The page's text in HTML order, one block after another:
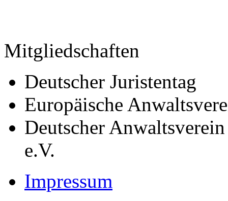
Mitgliedschaften
Deutscher Juristentag
Europäische
Deutscher
e.V.
Impressum